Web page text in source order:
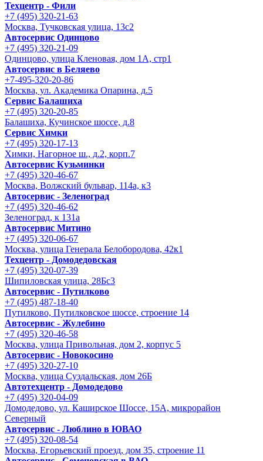
Техцентр - Фили
+7 (495) 320-21-63
Москва, Тучковская улица, 13с2
Автосервис Одинцово
+7 (495) 320-21-09
Одинцово, улица Кленовая, дом 1А, стр1
Автосервис в Беляево
+7-495-320-20-86
Москва, ул. Академика Опарина, д.5
Сервис Балашиха
+7 (495) 320-20-85
Балашиха, Кучинское шоссе, д.8
Сервис Химки
+7 (495) 320-17-13
Химки, Нагорное ш., д.2, корп.7
Автосервис Кузьминки
+7 (495) 320-46-67
Москва, Волжский бульвар, 114а, к3
Автосервис - Зеленоград
+7 (495) 320-46-62
Зеленоград, к 131а
Автосервис Митино
+7 (495) 320-06-67
Москва, улица Генерала Белобородова, 42к1
Техцентр - Домодедовская
+7 (495) 320-07-39
Шипиловская улица, 28Бс3
Автосервис - Путилково
+7 (495) 487-18-40
Путилково, Путилковское шоссе, строение 14
Автосервис - Жулебино
+7 (495) 320-46-58
Москва, улица Привольная, дом 2, корпус 5
Автосервис - Новокосино
+7 (495) 320-27-10
Москва, улица Суздальская, дом 26Б
Автотехцентр - Домодедово
+7 (495) 320-04-09
Домодедово, ул. Каширское Шоссе, 15А, микрорайон
Северный
Автосервис - Люблино в ЮВАО
+7 (495) 320-08-54
Москва, Егорьевский проезд, дом 35, строение 11